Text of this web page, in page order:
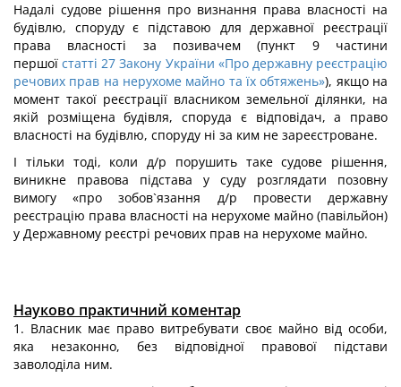
Надалі судове рішення про визнання права власності на
будівлю, споруду є підставою для державної реєстрації
права власності за позивачем (пункт 9 частини
першоїстатті 27 Закону України «Про державну реєстрацію
речових прав на нерухоме майно та їх обтяжень»), якщо на
момент такої реєстрації власником земельної ділянки, на
якій розміщена будівля, споруда є відповідач, а право
власності на будівлю, споруду ні за ким не зареєстроване.
І тільки тоді, коли д/р порушить таке судове рішення,
виникне правова підстава у суду розглядати позовну
вимогу «про зобов`язання д/р провести державну
реєстрацію права власності на нерухоме майно (павільйон)
у Державному реєстрі речових прав на нерухоме майно.
Науково практичний коментар
1. Власник має право витребувати своє майно від особи,
яка незаконно, без відповідної правової підстави
заволоділа ним.